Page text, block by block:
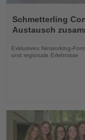
Sie
die
Schmetterling
Austausch
Exklusives Networking-
und regionale Erlebnisse